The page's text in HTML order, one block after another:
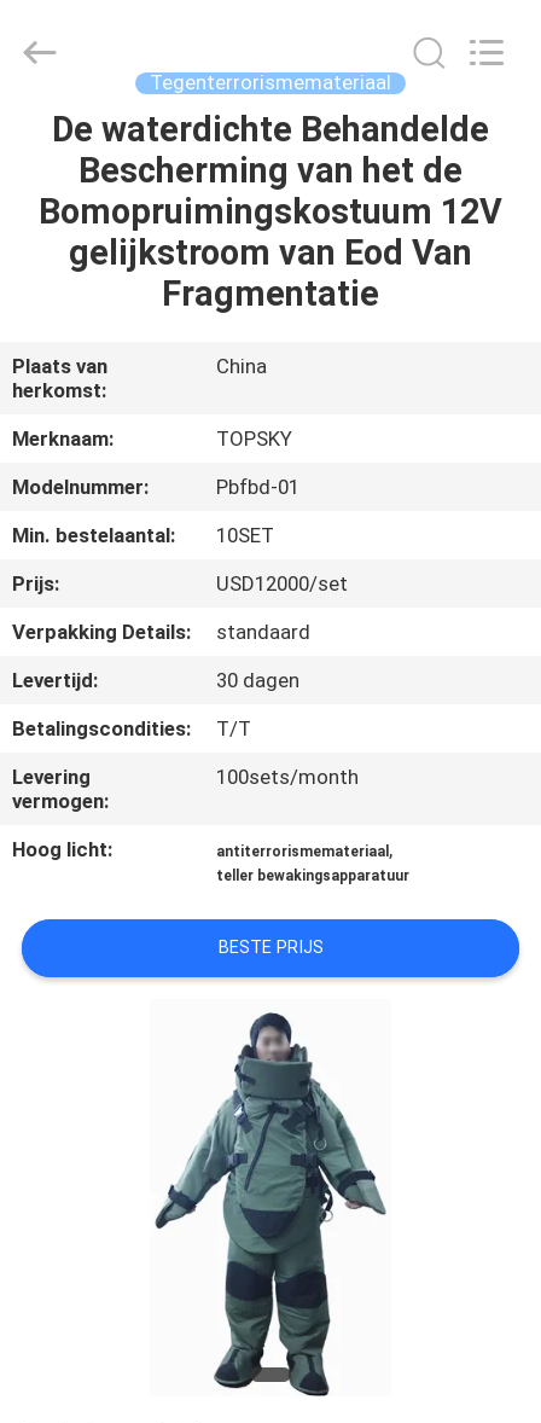
HUIS
PRODUCTEN
ONGEVEER
FABRIEKSREIS
KWALITEITSCONTROLE
CONTACTEER
ONS
VERZOEK
OM EEN
SITEMAP
PRIVACY
POLICY
Rights
Tegenterrorismemateriaal
De waterdichte Behandelde
Bescherming van het de
Bomopruimingskostuum 12V
gelijkstroom van Eod Van
Fragmentatie
Plaats van
herkomst:
China
Merknaam:
TOPSKY
Modelnummer:
Pbfbd-01
Min. bestelaantal:
10SET
Prijs:
USD12000/set
Verpakking Details:
standaard
Levertijd:
30 dagen
Betalingscondities:
T/T
Levering
vermogen:
100sets/month
Hoog licht: antiterrorismemateriaal ,
teller bewakingsapparatuur
BESTE PRIJS